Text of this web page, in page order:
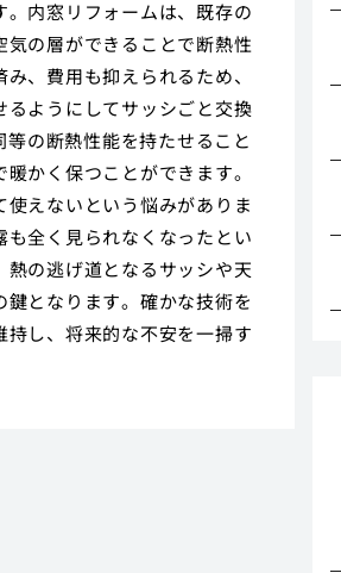
内窓リフォームは、既存の
の層ができることで断熱性
、費用も抑えられるため、
ようにしてサッシごと交換
の断熱性能を持たせること
かく保つことができます。
えないという悩みがありま
全く見られなくなったとい
の逃げ道となるサッシや天
となります。確かな技術を
し、将来的な不安を一掃す